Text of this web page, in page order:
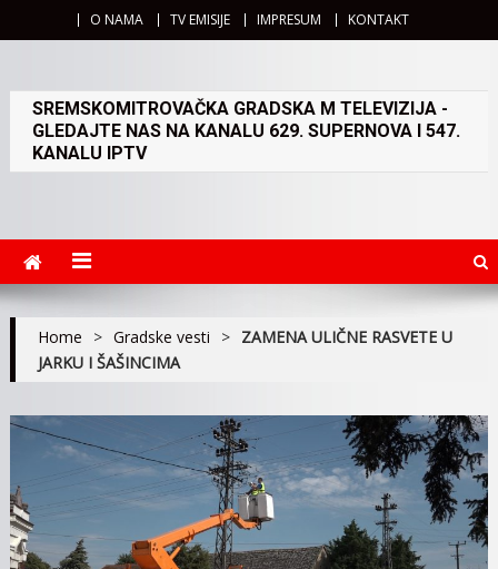
O NAMA TV EMISIJE IMPRESUM KONTAKT
SREMSKOMITROVAČKA GRADSKA M TELEVIZIJA -
GLEDAJTE NAS NA KANALU 629. SUPERNOVA I 547.
KANALU IPTV
Home > Gradske vesti > ZAMENA ULIČNE RASVETE U
JARKU I ŠAŠINCIMA